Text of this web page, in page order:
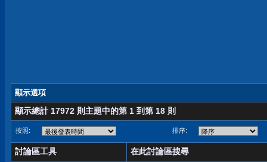
顯示選項
顯示總計 17972 則主題中的第 1 到第 18 則
按照: 排序:
討論區工具 在此討論區搜尋